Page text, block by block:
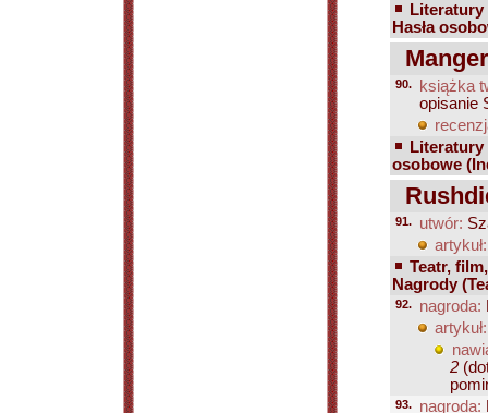
Literatury
Hasła
90.
książka
opisanie
Literatury
osobowe
91. utwór:
artykuł:
Teatr,
Nagrody
92. nagroda:
artykuł:
2
93. nagroda: